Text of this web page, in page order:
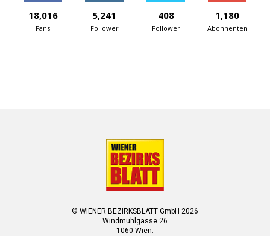
18,016
Fans
5,241
Follower
408
Follower
1,180
Abonnenten
© WIENER BEZIRKSBLATT GmbH 2026
Windmühlgasse 26
1060 Wien.